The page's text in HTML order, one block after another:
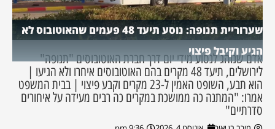
שערוריית תנופה: נוסע תיעד 48 פעמים שהאוטובוס לא
הגיע וקיבל פיצוי
אדם שנוהג לנסוע מידי יום דרך חברת האוטובוסים "תנופה"
לירושלים, תיעד 48 מקרים בהם האוטובוסים איחרו ולא הגיעו |
הוא תבע, השופט האמין ל-23 מקרים וקבע פיצוי | בבית המשפט
אמרו: "המתנה כה ממושכת במקרים כה רבים מעידה על איחורים
סדרתיים"